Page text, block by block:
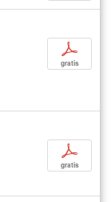
p
gratis
p
gratis